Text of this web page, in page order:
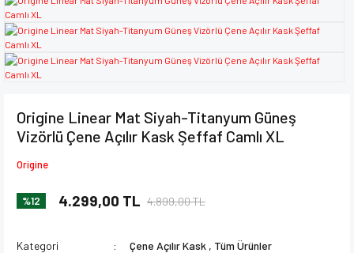
Origine Linear Mat Siyah-Titanyum Güneş
Vizörlü Çene Açılır Kask Şeffaf Camlı XL
Origine
%12 4.299,00 TL 4.899,00 TL
Kategori Çene Açılır Kask , Tüm Ürünler